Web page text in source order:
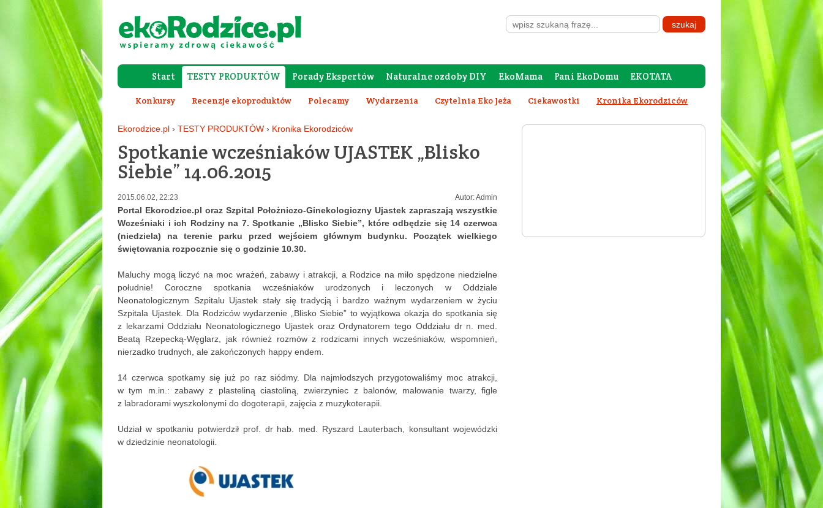
Start TESTY PRODUKTÓW Porady Ekspertów Naturalne ozdoby DIY EkoMama Pani EkoDomu EKOTATA
Forum Rodziców Galeria Szafing
Konkursy Recenzje ekoproduktów Polecamy Wydarzenia Czytelnia Eko Jeża Ciekawostki Kronika Ekorodziców
Ekorodzice.pl › TESTY PRODUKTÓW › Kronika Ekorodziców
Spotkanie wcześniaków UJASTEK „Blisko
Siebie” 14.06.2015
Autor:Admin
2015.06.02, 22:23
Portal Ekorodzice.pl oraz Szpital Położniczo-Ginekologiczny Ujastek zapraszają wszystkie
Wcześniaki i ich Rodziny na 7. Spotkanie „Blisko Siebie”, które odbędzie się 14 czerwca
(niedziela) na terenie parku przed wejściem głównym budynku. Początek wielkiego
świętowania rozpocznie się o godzinie 10.30.
Maluchy mogą liczyć na moc wrażeń, zabawy i atrakcji, a Rodzice na miło spędzone niedzielne
południe! Coroczne spotkania wcześniaków urodzonych i leczonych w Oddziale
Neonatologicznym Szpitalu Ujastek stały się tradycją i bardzo ważnym wydarzeniem w życiu
Szpitala Ujastek. Dla Rodziców wydarzenie „Blisko Siebie” to wyjątkowa okazja do spotkania się
z lekarzami Oddziału Neonatologicznego Ujastek oraz Ordynatorem tego Oddziału dr n. med.
Beatą Rzepecką-Węglarz, jak również rozmów z rodzicami innych wcześniaków, wspomnień,
nierzadko trudnych, ale zakończonych happy endem.
14 czerwca spotkamy się już po raz siódmy. Dla najmłodszych przygotowaliśmy moc atrakcji,
w tym m.in.: zabawy z plasteliną ciastoliną, zwierzyniec z balonów, malowanie twarzy, figle
z labradorami wyszkolonymi do dogoterapii, zajęcia z muzykoterapii.
Udział w spotkaniu potwierdził prof. dr hab. med. Ryszard Lauterbach, konsultant wojewódzki
w dziedzinie neonatologii.